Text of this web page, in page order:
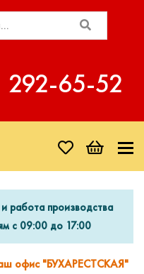
292‑65‑52
работа производства
с 09:00 до 17:00
офис "БУХАРЕСТСКАЯ"